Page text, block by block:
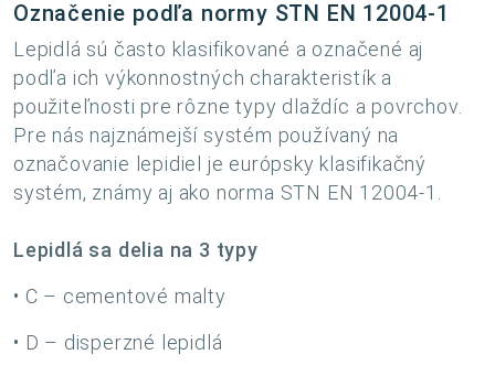
Označenie podľa normy STN EN 12004-1
Lepidlá sú často klasifikované a označené aj
podľa ich výkonnostných charakteristík a
použiteľnosti pre rôzne typy dlaždíc a povrchov.
Pre nás najznámejší systém používaný na
označovanie lepidiel je európsky klasifikačný
systém, známy aj ako norma STN EN 12004-1.
Lepidlá sa delia na 3 typy
• C – cementové malty
• D – disperzné lepidlá